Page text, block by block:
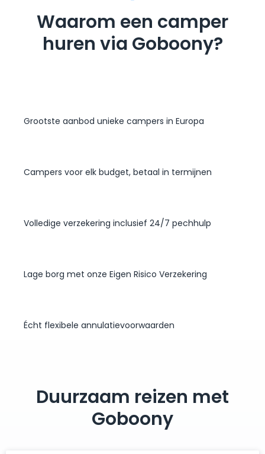
Waarom een camper
huren via Goboony?
Grootste aanbod unieke campers in Europa
Campers voor elk budget, betaal in termijnen
Volledige verzekering inclusief 24/7 pechhulp
Lage borg met onze Eigen Risico Verzekering
Écht flexibele annulatievoorwaarden
Duurzaam reizen met
Goboony